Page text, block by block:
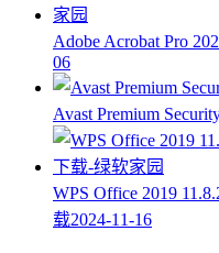
Adobe Acrobat Pro
06
Avast Premium
WPS Office 2019
载2024-11-16